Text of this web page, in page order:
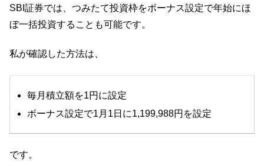
SBI証券では、つみたて投資枠をボーナス設定で年始にほ
ぼ一括投資することも可能です。
私が確認した方法は、
毎月積立額を1円に設定
ボーナス設定で1月1日に1,199,988円を設定
です。